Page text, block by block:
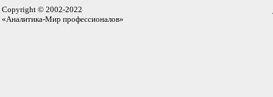
Copyright © 2002-2022
«Аналитика-Мир профессионалов»